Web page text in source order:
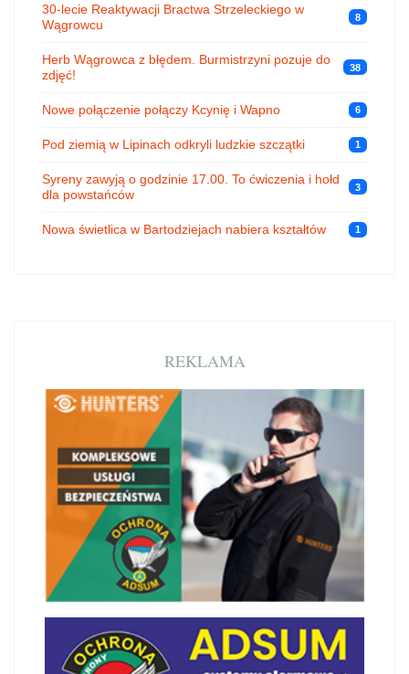
30-lecie Reaktywacji Bractwa Strzeleckiego w
Wągrowcu
8
Herb Wągrowca z błędem. Burmistrzyni pozuje do
zdjęć!
38
Nowe połączenie połączy Kcynię i Wapno 6
Pod ziemią w Lipinach odkryli ludzkie szczątki 1
Syreny zawyją o godzinie 17.00. To ćwiczenia i hołd
dla powstańców
3
Nowa świetlica w Bartodziejach nabiera kształtów 1
REKLAMA